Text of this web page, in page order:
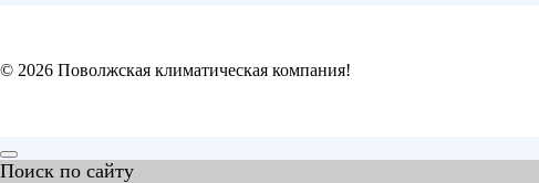
© 2026 Поволжская климатическая компания!
Поиск по сайту